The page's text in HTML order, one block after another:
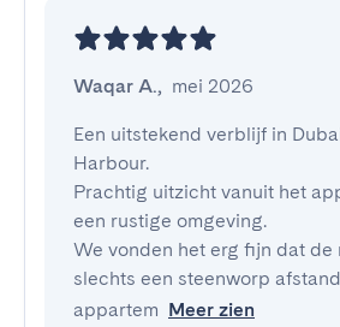
Waqar A., mei 2026
Een uitstekend verblijf in
Harbour.
Prachtig uitzicht vanuit het
een rustige omgeving.
We vonden het erg fijn dat de
slechts een steenworp
appartem Meer zien